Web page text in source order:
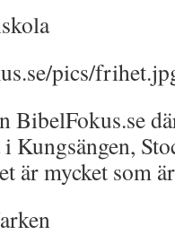
pics/
BibelFokus.se
Kungsängen,
är mycket som